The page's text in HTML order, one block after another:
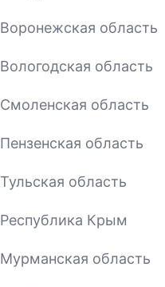
Воронежская область
Вологодская область
Смоленская область
Пензенская область
Тульская область
Республика Крым
Мурманская область